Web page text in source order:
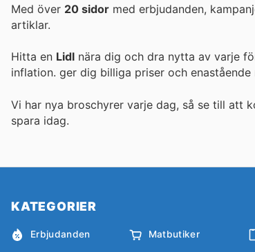
Med över 20 sidor med erbjudanden,
artiklar.
Hitta en Lidl nära dig och dra nytta av varje
inflation. ger dig billiga priser och enastående
Vi har nya broschyrer varje dag, så se till att
spara idag.
KATEGORIER
Erbjudanden Matbutiker